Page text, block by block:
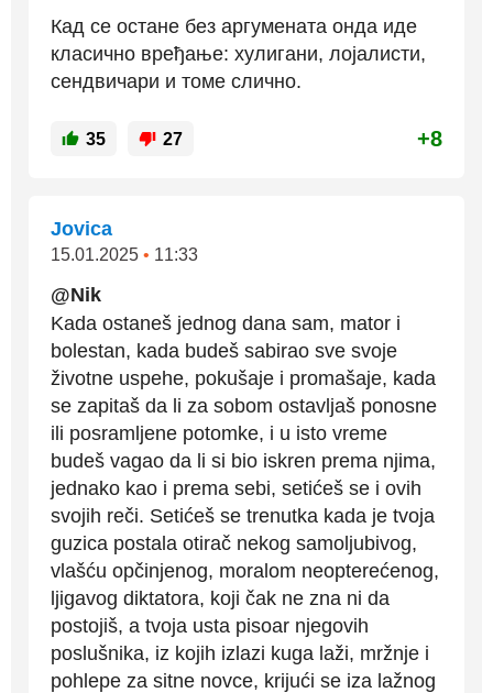
Кад се остане без аргумената онда иде
класично вређање: хулигани, лојалисти,
сендвичари и томе слично.
35 27 +8
Jovica
15.01.2025 • 11:33
@Nik
Kada ostaneš jednog dana sam, mator i
bolestan, kada budeš sabirao sve svoje
životne uspehe, pokušaje i promašaje, kada
se zapitaš da li za sobom ostavljaš ponosne
ili posramljene potomke, i u isto vreme
budeš vagao da li si bio iskren prema njima,
jednako kao i prema sebi, setićeš se i ovih
svojih reči. Setićeš se trenutka kada je tvoja
guzica postala otirač nekog samoljubivog,
vlašću opčinjenog, moralom neopterećenog,
ljigavog diktatora, koji čak ne zna ni da
postojiš, a tvoja usta pisoar njegovih
poslušnika, iz kojih izlazi kuga laži, mržnje i
pohlepe za sitne novce, krijući se iza lažnog